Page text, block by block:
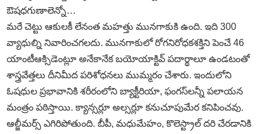
ఔషధగుణాలెన్నో…
మరే చెట్టు ఆకులకీ లేనంత మహత్తు మునగాకుకి ఉంది. ఇది 300
వ్యాధుల్ని నివారించగలదు. మునగాకులో రోగనిరోధకశక్తిని పెంచే 46
యాంటీఆక్సిడెంట్లూ అనేకానేక బయోయాక్టివ్‌ పదార్థాలూ ఉండటంతో
శాస్త్రవేత్తలు దీనిమీద పరిశోధనలు ముమ్మరం చేశారు. ఇందులోని
ఓషధుల ప్రభావానికి శరీరంలోని బ్యాక్టీరియా, ఫంగస్‌లన్నీ పలాయన
మంత్రం పఠిస్తాయి. క్యాన్సర్లూ అల్సర్లూ కనుచూపుమేర కనిపించవు.
ఆల్జీమర్స్‌ ఎగిరిపోతుంది. బీపీ, మధుమేహం, కొలెస్ట్రాల్‌ దరి చేరడానికి